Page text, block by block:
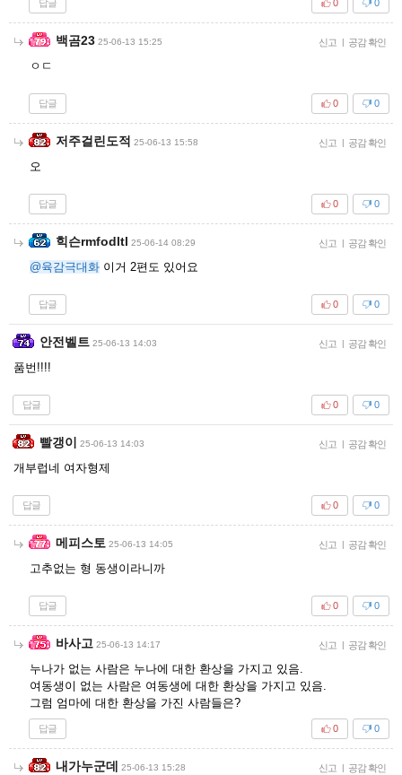
답글 0
0
백곰23 25-06-13 15:25 신고 | 공감 확인
ㅇㄷ
답글 0
0
저주걸린도적 25-06-13 15:58 신고 | 공감 확인
오
답글 0
0
힉슨rmfodltl 25-06-14 08:29 신고 | 공감 확인
@육감극대화 이거 2편도 있어요
답글 0
0
안전벨트 25-06-13 14:03 신고 | 공감 확인
품번!!!!
답글 0
0
빨갱이 25-06-13 14:03 신고 | 공감 확인
개부럽네 여자형제
답글 0
0
메피스토 25-06-13 14:05 신고 | 공감 확인
고추없는 형 동생이라니까
답글 0
0
바사고 25-06-13 14:17 신고 | 공감 확인
누나가 없는 사람은 누나에 대한 환상을 가지고 있음.
여동생이 없는 사람은 여동생에 대한 환상을 가지고 있음.
그럼 엄마에 대한 환상을 가진 사람들은?
답글 0
0
내가누군데 25-06-13 15:28 신고 | 공감 확인